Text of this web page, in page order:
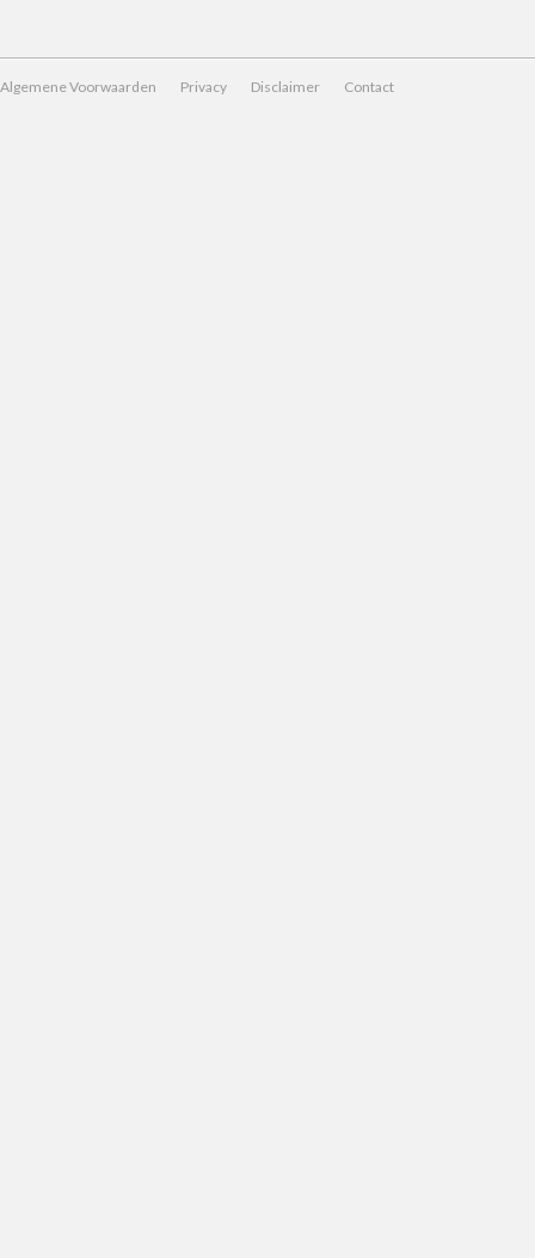
Algemene Voorwaarden Privacy Disclaimer Contact